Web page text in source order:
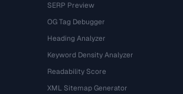
SERP Preview
OG Tag Debugger
Heading Analyzer
Keyword Density Analyzer
Readability Score
XML Sitemap Generator